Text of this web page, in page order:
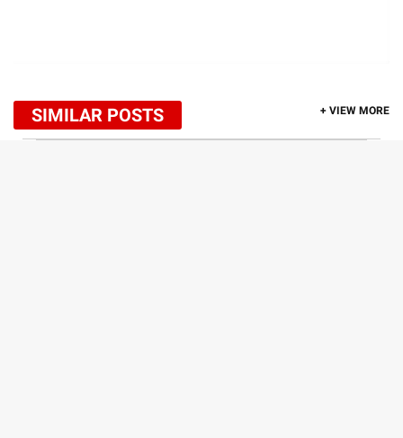
SIMILAR POSTS + VIEW MORE